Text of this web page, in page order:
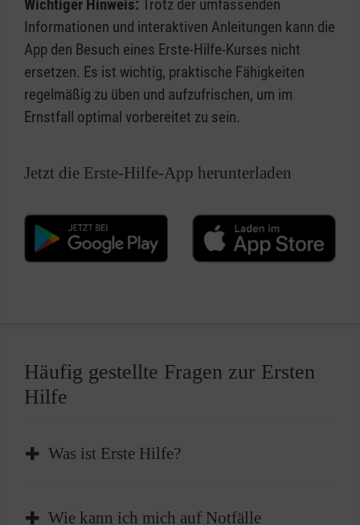
Wichtiger Hinweis: Trotz der umfassenden
Informationen und interaktiven Anleitungen kann die
App den Besuch eines Erste-Hilfe-Kurses nicht
ersetzen. Es ist wichtig, praktische Fähigkeiten
regelmäßig zu üben und aufzufrischen, um im
Ernstfall optimal vorbereitet zu sein.
Jetzt die Erste-Hilfe-App herunterladen
Häufig gestellte Fragen zur Ersten
Hilfe
Was ist Erste Hilfe?
Erste Hilfe ist die sofortige und
Wie kann ich mich auf Notfälle